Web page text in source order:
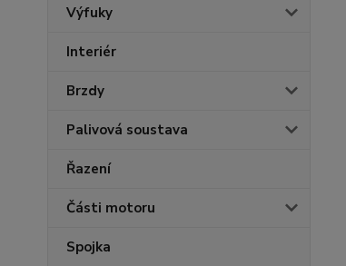
Výfuky
Interiér
Brzdy
Palivová soustava
Řazení
Části motoru
Spojka